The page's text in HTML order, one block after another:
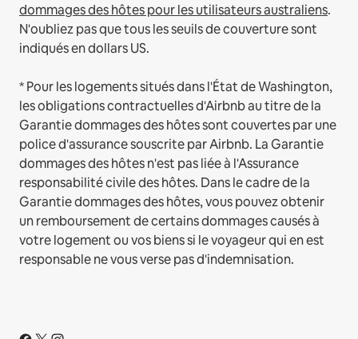
dommages des hôtes pour les utilisateurs australiens.
N'oubliez pas que tous les seuils de couverture sont
indiqués en dollars US.
* Pour les logements situés dans l'État de Washington,
les obligations contractuelles d'Airbnb au titre de la
Garantie dommages des hôtes sont couvertes par une
police d'assurance souscrite par Airbnb. La Garantie
dommages des hôtes n'est pas liée à l'Assurance
responsabilité civile des hôtes. Dans le cadre de la
Garantie dommages des hôtes, vous pouvez obtenir
un remboursement de certains dommages causés à
votre logement ou vos biens si le voyageur qui en est
responsable ne vous verse pas d'indemnisation.